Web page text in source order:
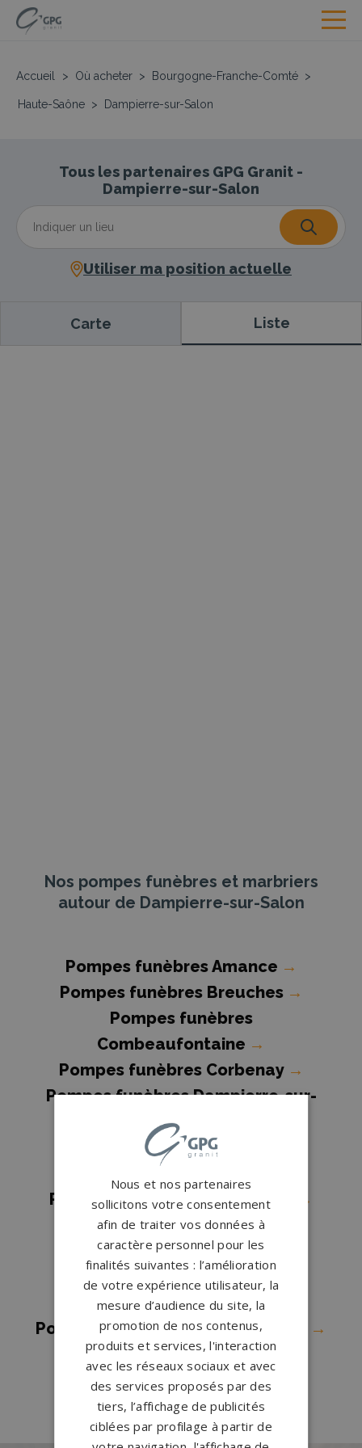
Accueil > Où acheter > Bourgogne-Franche-Comté >
Haute-Saône > Dampierre-sur-Salon
Tous les partenaires GPG Granit -
Dampierre-sur-Salon
Utiliser ma position actuelle
Carte Liste
Nos pompes funèbres et marbriers
autour de Dampierre-sur-Salon
Pompes funèbres Amance →
Pompes funèbres Breuches →
Pompes funèbres
Combeaufontaine →
Pompes funèbres Corbenay →
Pompes funèbres Dampierre-sur-
Salon
Pompes funèbres Échenoz-la-
Pompes funèbres Fougerolles
→
Pompes funèbres Gray
Pompes funèbres Gy→
Pompes funèbres Hericourt
Pompes funèbres Jussey
Pompes funèbres Port-sur-Saône
→
Pompes funèbres Vesoul→
Pompes funèbres Villersexel
Nous et nos partenaires
sollicitons votre consentement
afin de traiter vos données à
caractère personnel pour les
finalités suivantes : l’amélioration
de votre expérience utilisateur, la
mesure d’audience du site, la
promotion de nos contenus,
produits et services, l'interaction
avec les réseaux sociaux et avec
des services proposés par des
tiers, l’affichage de publicités
ciblées par profilage à partir de